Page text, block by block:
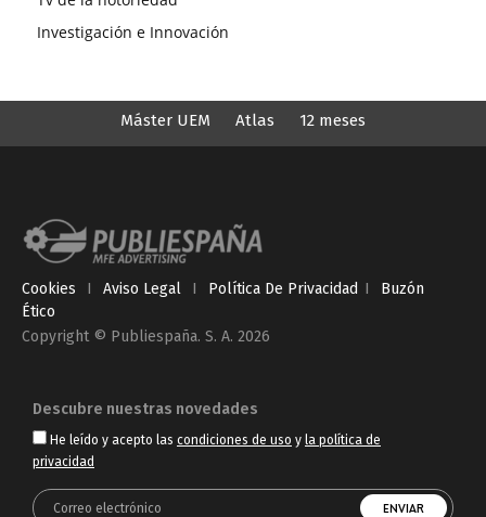
Investigación e Innovación
Máster UEM Atlas 12 meses
Cookies I Aviso Legal I Política De Privacidad I
Buzón
Ético
Copyright © Publiespaña. S. A. 2026
Descubre nuestras novedades
He leído y acepto las condiciones de uso y la política de
privacidad